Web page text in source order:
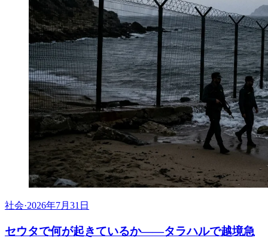
社会·2026年7月31日
セウタで何が起きているか——タラハルで越境急